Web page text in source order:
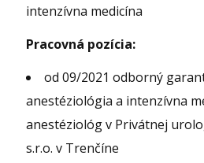
intenzívna medicína
Pracovná pozícia:
od 09/2021 odborný
anestéziológia a intenzívna
anestéziológ v Privátnej
s.r.o. v Trenčíne